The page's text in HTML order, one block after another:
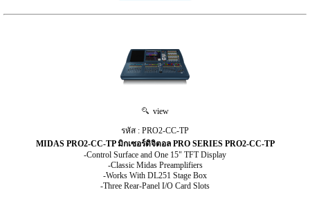
view
รหัส : PRO2-CC-TP
MIDAS PRO2-CC-TP มิกเซอร์ดิจิตอล PRO SERIES PRO2-CC-TP
-Control Surface and One 15" TFT Display
-Classic Midas Preamplifiers
-Works With DL251 Stage Box
-Three Rear-Panel I/O Card Slots